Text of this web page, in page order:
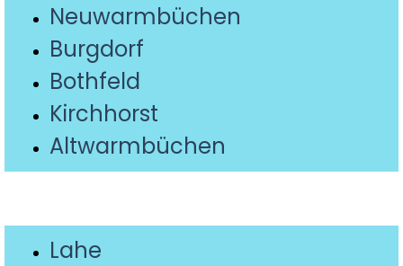
Neuwarmbüchen
Burgdorf
Bothfeld
Kirchhorst
Altwarmbüchen
Lahe